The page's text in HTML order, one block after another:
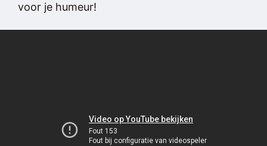
voor je humeur!